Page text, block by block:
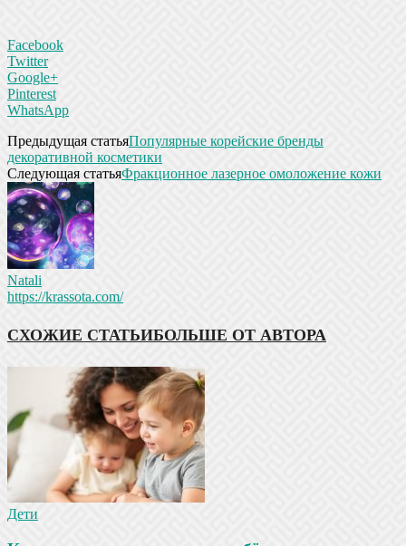
Facebook
Twitter
Google+
Pinterest
WhatsApp
Предыдущая статьяПопулярные корейские бренды
декоративной косметики
Следующая статьяФракционное лазерное омоложение кожи
Natali
https://krassota.com/
СХОЖИЕ СТАТЬИБОЛЬШЕ ОТ АВТОРА
Дети